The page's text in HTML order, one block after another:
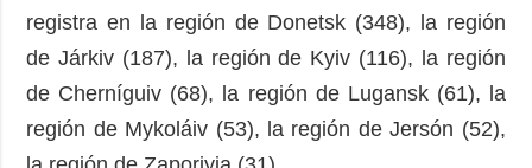
registra en la región de Donetsk (348), la región
de Járkiv (187), la región de Kyiv (116), la región
de Cherníguiv (68), la región de Lugansk (61), la
región de Mykoláiv (53), la región de Jersón (52),